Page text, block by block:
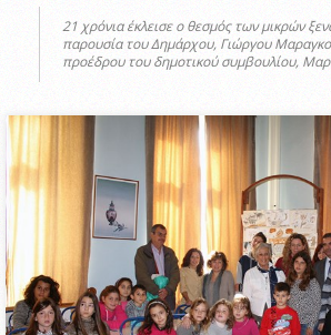
21 χρόνια έκλεισε ο θεσμός των μικρών
παρουσία του Δημάρχου, Γιώργου
προέδρου του δημοτικού συμβουλίου,